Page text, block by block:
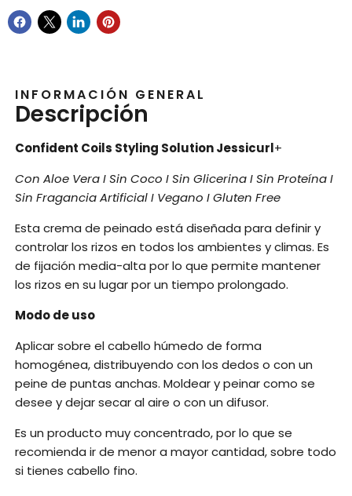
INFORMACIÓN GENERAL
Descripción
Confident Coils Styling Solution Jessicurl+
Con Aloe Vera I Sin Coco I Sin Glicerina I Sin Proteína I
Sin Fragancia Artificial I Vegano I Gluten Free
Esta crema de peinado está diseñada para definir y
controlar los rizos en todos los ambientes y climas. Es
de fijación media-alta por lo que permite mantener
los rizos en su lugar por un tiempo prolongado.
Modo de uso
Aplicar sobre el cabello húmedo de forma
homogénea, distribuyendo con los dedos o con un
peine de puntas anchas. Moldear y peinar como se
desee y dejar secar al aire o con un difusor.
Es un producto muy concentrado, por lo que se
recomienda ir de menor a mayor cantidad, sobre todo
si tienes cabello fino.